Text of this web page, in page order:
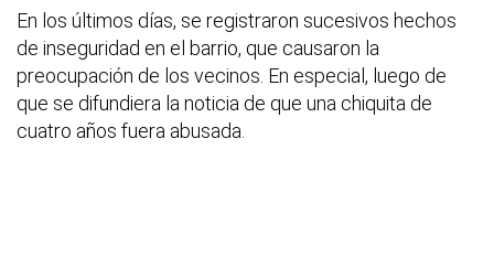
En los últimos días, se registraron sucesivos hechos
de inseguridad en el barrio, que causaron la
preocupación de los vecinos. En especial, luego de
que se difundiera la noticia de que una chiquita de
cuatro años fuera abusada.